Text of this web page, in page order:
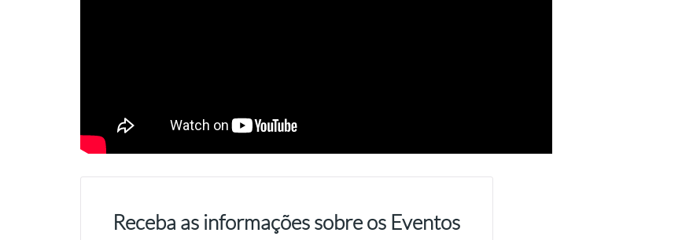
Receba as informações sobre os Eventos